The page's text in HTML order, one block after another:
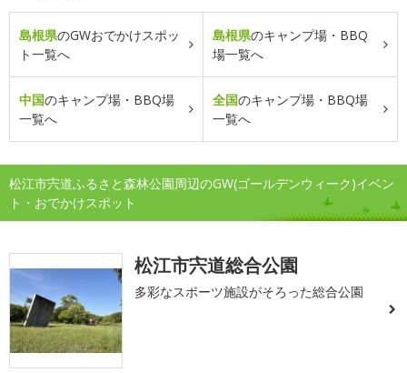
島根県のGWおでかけスポッ
ト一覧へ
島根県のキャンプ場・BBQ
場一覧へ
中国のキャンプ場・BBQ場
一覧へ
全国のキャンプ場・BBQ場
一覧へ
松江市宍道ふるさと森林公園周辺のGW(ゴールデンウィーク)イベン
ト・おでかけスポット
松江市宍道総合公園
多彩なスポーツ施設がそろった総合公園